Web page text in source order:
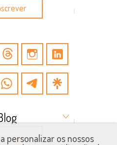
aqui
personalizar os nossos